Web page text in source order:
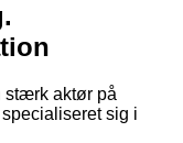
stærk aktør på
sig i